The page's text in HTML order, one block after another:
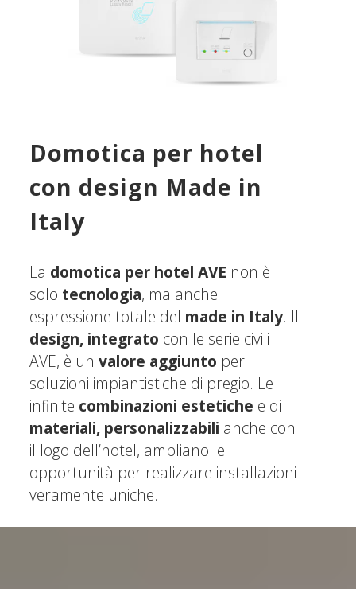
Domotica per hotel
con design Made in
Italy
La domotica per hotel AVE non è
solo tecnologia, ma anche
espressione totale del made in Italy. Il
design, integrato con le serie civili
AVE, è unvalore aggiunto per
soluzioni impiantistiche di pregio. Le
infinite combinazioni estetiche e di
materiali, personalizzabili anche con
il logo dell’hotel, ampliano le
opportunità per realizzare installazioni
veramente uniche.